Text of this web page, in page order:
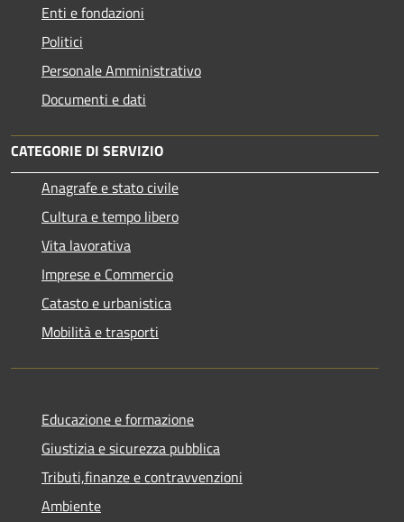
Enti e fondazioni
Politici
Personale Amministrativo
Documenti e dati
CATEGORIE DI SERVIZIO
Anagrafe e stato civile
Cultura e tempo libero
Vita lavorativa
Imprese e Commercio
Catasto e urbanistica
Mobilità e trasporti
Educazione e formazione
Giustizia e sicurezza pubblica
Tributi,finanze e contravvenzioni
Ambiente